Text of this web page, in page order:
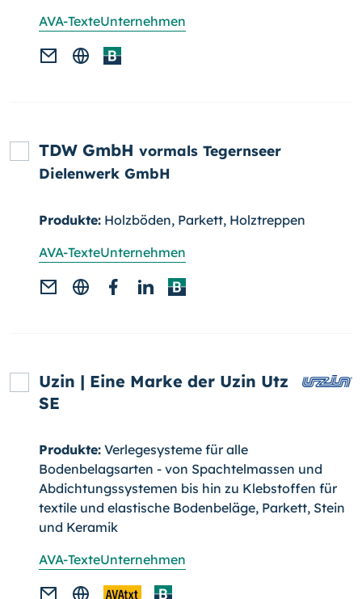
AVA-TexteUnternehmen
TDW GmbH vormals Tegernseer
Dielenwerk GmbH
Produkte: Holzböden, Parkett, Holztreppen
AVA-TexteUnternehmen
Uzin | Eine Marke der Uzin Utz
SE
Produkte: Verlegesysteme für alle
Bodenbelagsarten - von Spachtelmassen und
Abdichtungssystemen bis hin zu Klebstoffen für
textile und elastische Bodenbeläge, Parkett, Stein
und Keramik
AVA-TexteUnternehmen